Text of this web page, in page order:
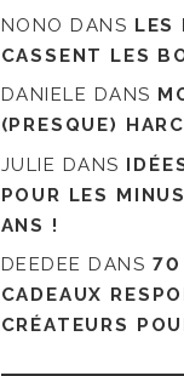
NONO DANS LES
CASSENT LES
DANIELE DANS
(PRESQUE)
JULIE DANS
POUR LES
ANS !
DEEDEE DANS 70
CADEAUX
CRÉATEURS